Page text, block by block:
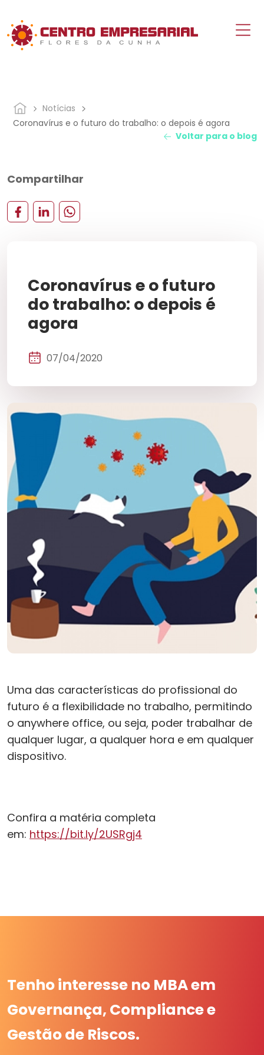
Notícias
Coronavírus e o futuro do trabalho: o depois é agora
Voltar para o blog
Compartilhar
Coronavírus e o futuro
do trabalho: o depois é
agora
07/04/2020
Uma das características do profissional do
futuro é a flexibilidade no trabalho, permitindo
o anywhere office, ou seja, poder trabalhar de
qualquer lugar, a qualquer hora e em qualquer
dispositivo.
Confira a matéria completa
em: https://bit.ly/2USRgj4
Tenho interesse no MBA em
Governança, Compliance e
Gestão de Riscos.